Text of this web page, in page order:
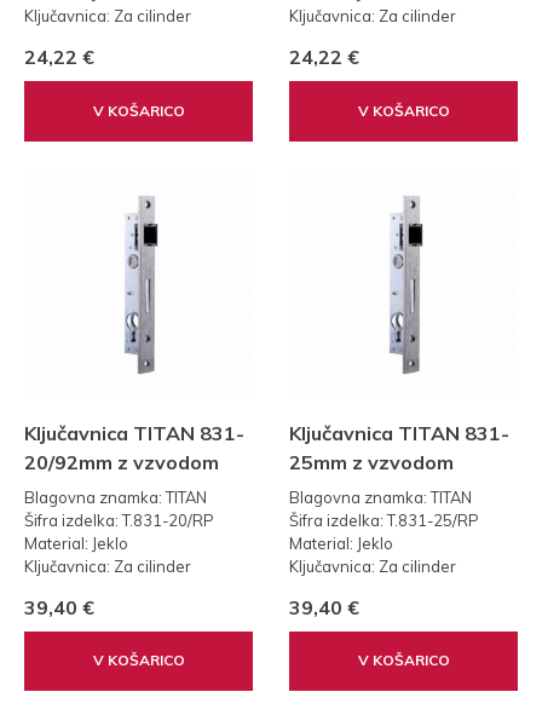
Ključavnica: Za cilinder
Standard: 85
24,22 €
V KOŠARICO
Ključavnica: Za cilinder
Standard: 85
24,22 €
V KOŠARICO
Ključavnica TITAN 831-
20/92mm z vzvodom
Blagovna znamka: TITAN
Šifra izdelka: T.831-20/RP
Material: Jeklo
Ključavnica: Za cilinder
Standard: 92
39,40 €
V KOŠARICO
Ključavnica TITAN 831-
25mm z vzvodom
Blagovna znamka: TITAN
Šifra izdelka: T.831-25/RP
Material: Jeklo
Ključavnica: Za cilinder
Standard: 92
39,40 €
V KOŠARICO